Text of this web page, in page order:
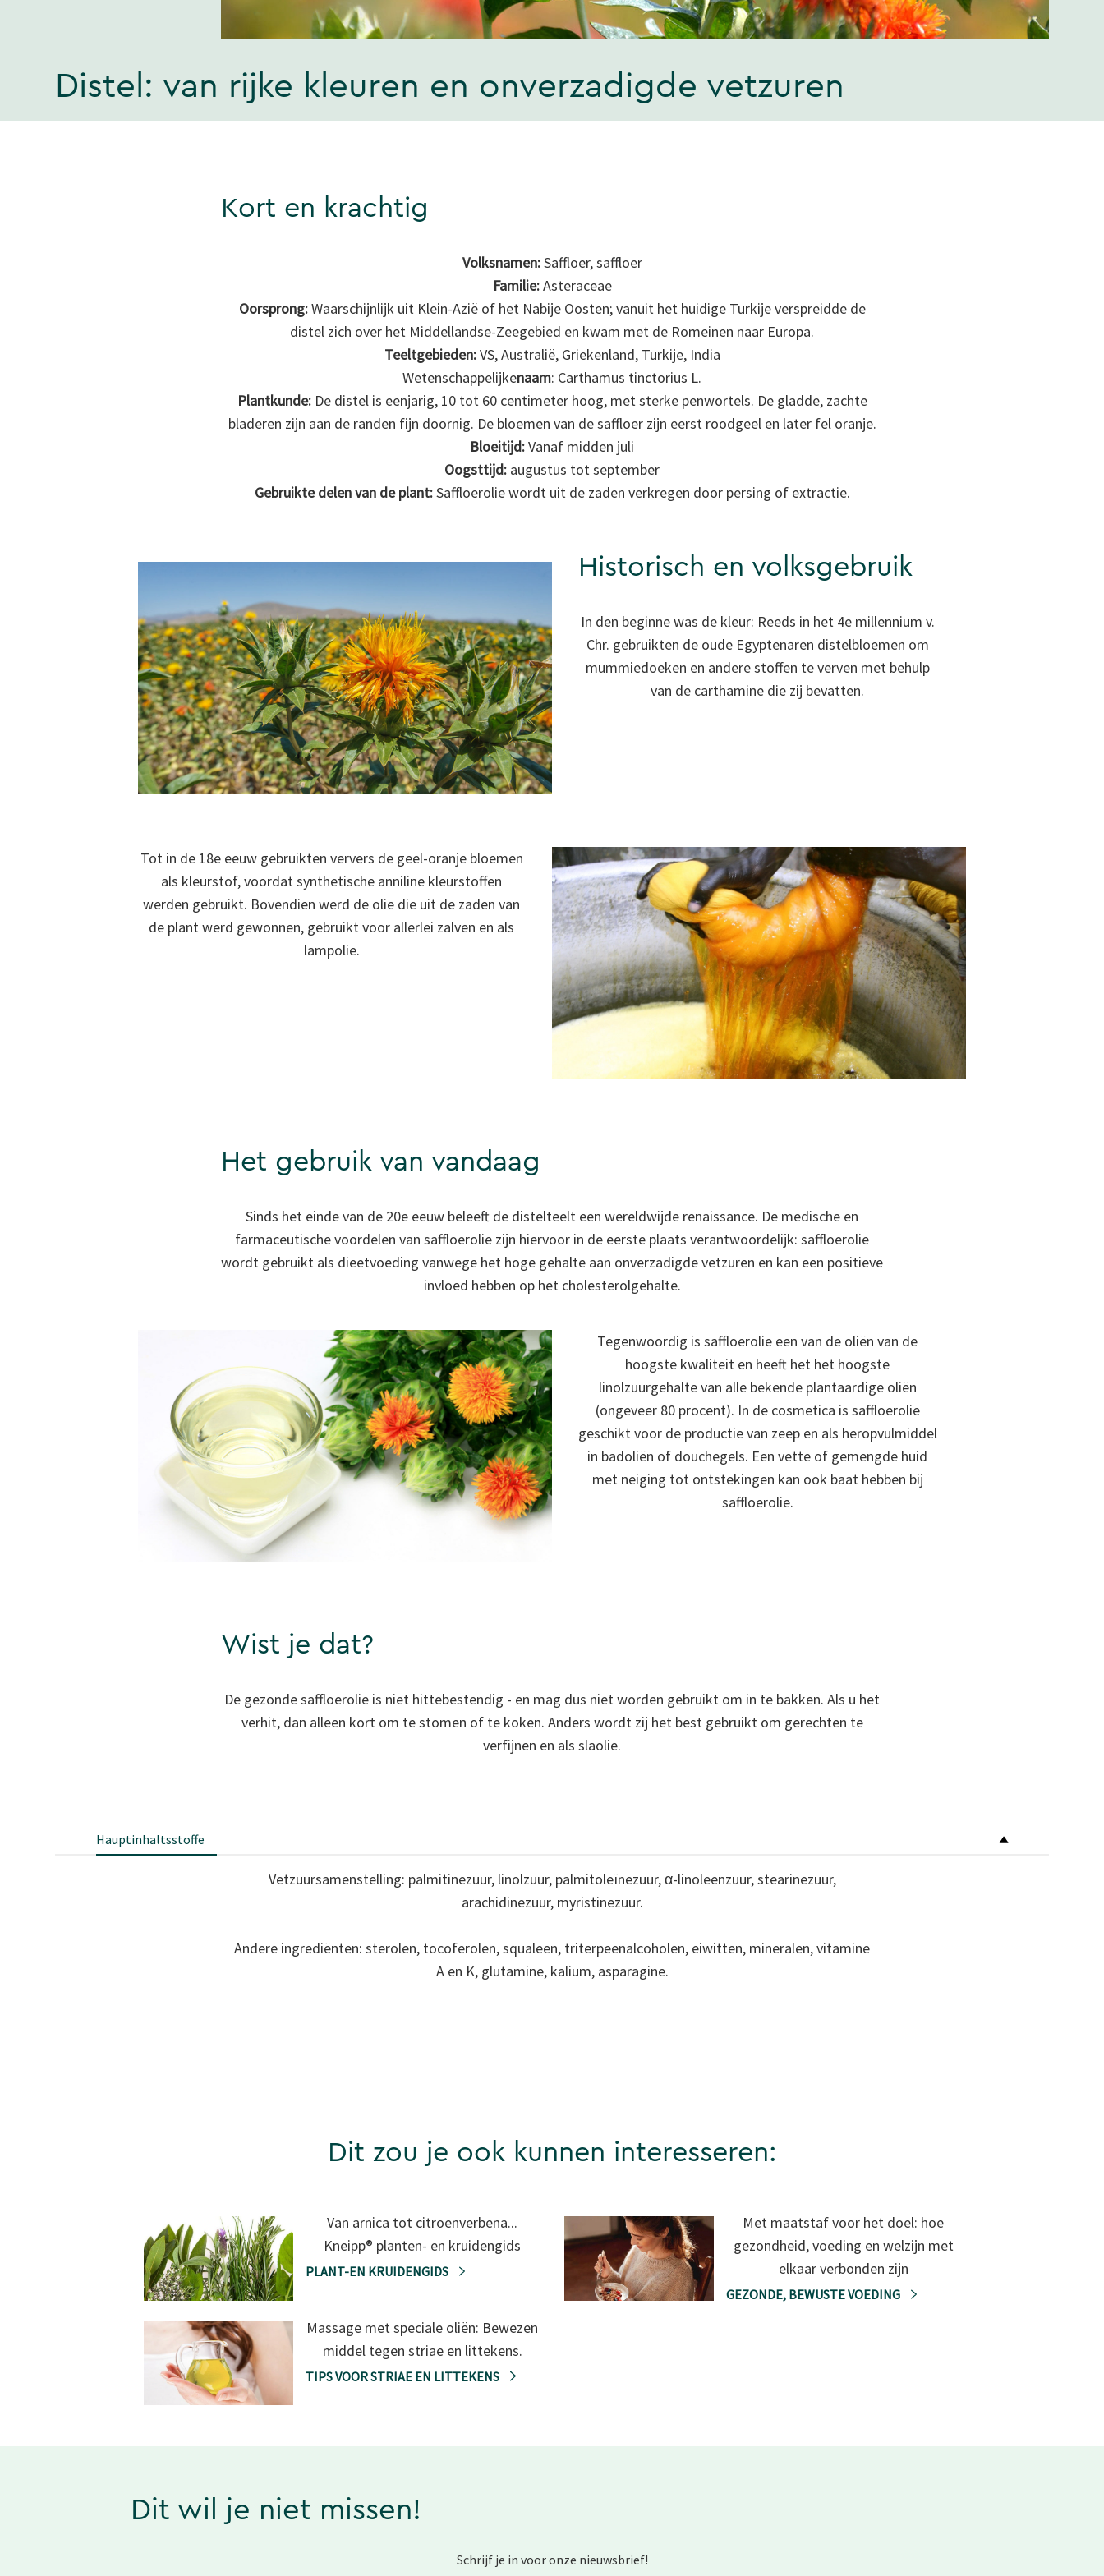
Distel: van rijke kleuren en onverzadigde vetzuren
Kort en krachtig
Volksnamen:Saffloer, saffloer
Familie:Asteraceae
Oorsprong:Waarschijnlijk uit Klein-Azië of het Nabije Oosten; vanuit het huidige Turkije verspreidde de
distel zich over het Middellandse-Zeegebied en kwam met de Romeinen naar Europa.
Teeltgebieden:VS, Australië, Griekenland, Turkije, India
Wetenschappelijkenaam: Carthamus tinctorius L.
Plantkunde:De distel is eenjarig, 10 tot 60 centimeter hoog, met sterke penwortels. De gladde, zachte
bladeren zijn aan de randen fijn doornig. De bloemen van de saffloer zijn eerst roodgeel en later fel oranje.
Bloeitijd:Vanaf midden juli
Oogsttijd: augustus tot september
Gebruikte delen van de plant:Saffloerolie wordt uit de zaden verkregen door persing of extractie.
Historisch en volksgebruik
In den beginne was de kleur: Reeds in het 4e millennium v.
Chr. gebruikten de oude Egyptenaren distelbloemen om
mummiedoeken en andere stoffen te verven met behulp
van de carthamine die zij bevatten.
Tot in de 18e eeuw gebruikten ververs de geel-oranje bloemen
als kleurstof, voordat synthetische anniline kleurstoffen
werden gebruikt. Bovendien werd de olie die uit de zaden van
de plant werd gewonnen, gebruikt voor allerlei zalven en als
lampolie.
Het gebruik van vandaag
Sinds het einde van de 20e eeuw beleeft de distelteelt een wereldwijde renaissance. De medische en
farmaceutische voordelen van saffloerolie zijn hiervoor in de eerste plaats verantwoordelijk: saffloerolie
wordt gebruikt als dieetvoeding vanwege het hoge gehalte aan onverzadigde vetzuren en kan een positieve
invloed hebben op het cholesterolgehalte.
Tegenwoordig is saffloerolie een van de oliën van de
hoogste kwaliteit en heeft het het hoogste
linolzuurgehalte van alle bekende plantaardige oliën
(ongeveer 80 procent). In de cosmetica is saffloerolie
geschikt voor de productie van zeep en als heropvulmiddel
in badoliën of douchegels. Een vette of gemengde huid
met neiging tot ontstekingen kan ook baat hebben bij
saffloerolie.
Wist je dat?
De gezonde saffloerolie is niet hittebestendig - en mag dus niet worden gebruikt om in te bakken. Als u het
verhit, dan alleen kort om te stomen of te koken. Anders wordt zij het best gebruikt om gerechten te
verfijnen en als slaolie.
Hauptinhaltsstoffe
Vetzuursamenstelling: palmitinezuur, linolzuur, palmitoleïnezuur, α-linoleenzuur, stearinezuur,
arachidinezuur, myristinezuur.
Andere ingrediënten: sterolen, tocoferolen, squaleen, triterpeenalcoholen, eiwitten, mineralen, vitamine
A en K, glutamine, kalium, asparagine.
Dit zou je ook kunnen interesseren:
Van arnica tot citroenverbena...
Kneipp® planten- en kruidengids
PLANT-EN KRUIDENGIDS
Massage met speciale oliën: Bewezen
middel tegen striae en littekens.
TIPS VOOR STRIAE EN LITTEKENS
Met maatstaf voor het doel: hoe
gezondheid, voeding en welzijn met
elkaar verbonden zijn
GEZONDE, BEWUSTE VOEDING
Dit wil je niet missen!
Schrijf je in voor onze nieuwsbrief!